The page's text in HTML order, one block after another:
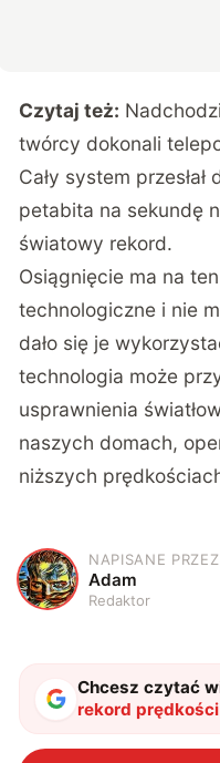
Czytaj też:
twórcy dokonali
Cały system
petabita na sekundę
światowy rekord.
Osiągnięcie ma na
technologiczne i nie
dało się je
technologia może
usprawnienia
naszych domach,
niższych
A
NAPISANE PRZEZ
Adam
Redaktor
Chcesz czytać
rekord
petabit